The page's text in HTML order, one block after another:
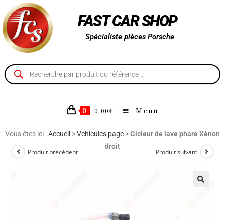
FAST CAR SHOP
Spécialiste pièces Porsche
0 0,00 € Menu
Vous êtes ici :Accueil >Vehicules page >Gicleur de lave phare Xénon
droit
Produit précédent Produit suivant